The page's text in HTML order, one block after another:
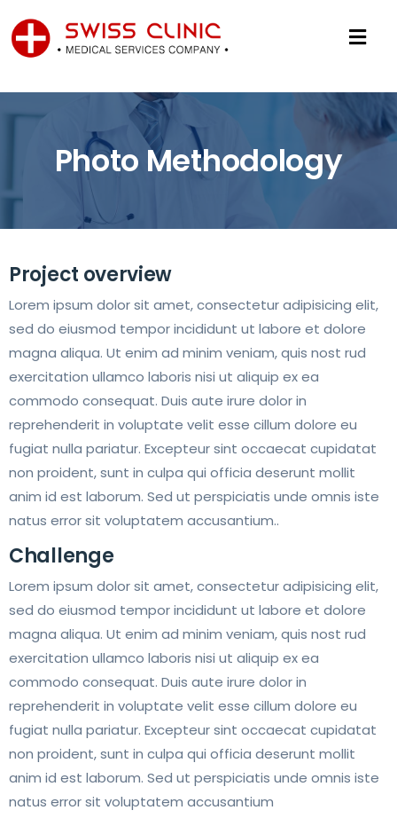
Photo Methodology
Project overview
Lorem ipsum dolor sit amet, consectetur adipisicing elit,
sed do eiusmod tempor incididunt ut labore et dolore
magna aliqua. Ut enim ad minim veniam, quis nost rud
exercitation ullamco laboris nisi ut aliquip ex ea
commodo consequat. Duis aute irure dolor in
reprehenderit in voluptate velit esse cillum dolore eu
fugiat nulla pariatur. Excepteur sint occaecat cupidatat
non proident, sunt in culpa qui officia deserunt mollit
anim id est laborum. Sed ut perspiciatis unde omnis iste
natus error sit voluptatem accusantium..
Challenge
Lorem ipsum dolor sit amet, consectetur adipisicing elit,
sed do eiusmod tempor incididunt ut labore et dolore
magna aliqua. Ut enim ad minim veniam, quis nost rud
exercitation ullamco laboris nisi ut aliquip ex ea
commodo consequat. Duis aute irure dolor in
reprehenderit in voluptate velit esse cillum dolore eu
fugiat nulla pariatur. Excepteur sint occaecat cupidatat
non proident, sunt in culpa qui officia deserunt mollit
anim id est laborum. Sed ut perspiciatis unde omnis iste
natus error sit voluptatem accusantium